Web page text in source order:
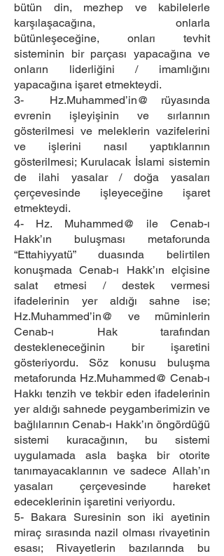
bütün din, mezhep ve kabilelerle
karşılaşacağına, onlarla
bütünleşeceğine, onları tevhit
sisteminin bir parçası yapacağına ve
onların liderliğini / imamlığını
yapacağına işaret etmekteydi.
3- Hz.Muhammed’in@ rüyasında
evrenin işleyişinin ve sırlarının
gösterilmesi ve meleklerin vazifelerini
ve işlerini nasıl yaptıklarının
gösterilmesi; Kurulacak İslami sistemin
de ilahi yasalar / doğa yasaları
çerçevesinde işleyeceğine işaret
etmekteydi.
4- Hz. Muhammed@ ile Cenab-ı
Hakk’ın buluşması metaforunda
“Ettahiyyatü” duasında belirtilen
konuşmada Cenab-ı Hakk’ın elçisine
salat etmesi / destek vermesi
ifadelerinin yer aldığı sahne ise;
Hz.Muhammed’in@ ve müminlerin
Cenab-ı Hak tarafından
destekleneceğinin bir işaretini
gösteriyordu. Söz konusu buluşma
metaforunda Hz.Muhammed@ Cenab-ı
Hakkı tenzih ve tekbir eden ifadelerinin
yer aldığı sahnede peygamberimizin ve
bağlılarının Cenab-ı Hakk’ın öngördüğü
sistemi kuracağının, bu sistemi
uygulamada asla başka bir otorite
tanımayacaklarının ve sadece Allah’ın
yasaları çerçevesinde hareket
edeceklerinin işaretini veriyordu.
5- Bakara Suresinin son iki ayetinin
miraç sırasında nazil olması rivayetinin
esası; Rivayetlerin bazılarında bu